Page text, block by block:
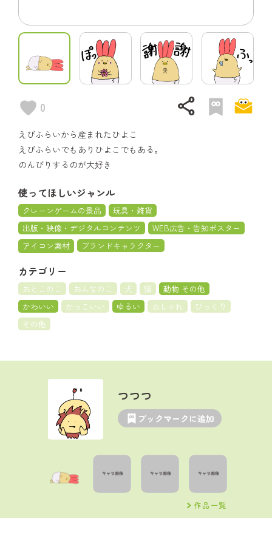
0 share
えびふらいから産まれたひよこ
えびふらいでもありひよこでもある。
のんびりするのが大好き
使ってほしいジャンル
クレーンゲームの景品
玩具・雑貨
出版・映像・デジタルコンテンツ
WEB広告・告知ポスター
アイコン素材
ブランドキャラクター
カテゴリー
おとこのこ おんなのこ 犬 猫
動物 その他
かわいい
かっこいい ゆるい おしゃれ
びっくり
その他
つつつ
ブックマークに追加
作品一覧